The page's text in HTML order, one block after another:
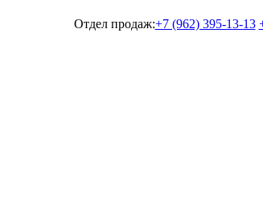
Отдел продаж:+7 (962) 395-13-13